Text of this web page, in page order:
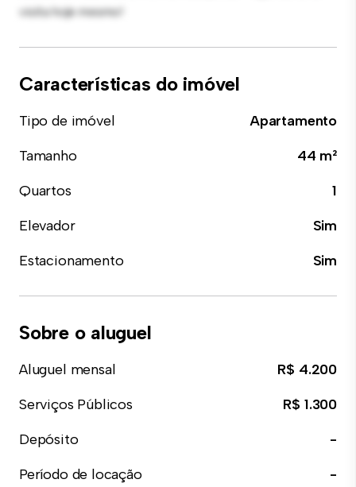
visita hoje mesmo!
Características do imóvel
Tipo de imóvel
Apartamento
Tamanho
44 m²
Quartos
1
Elevador
Sim
Estacionamento
Sim
Sobre o aluguel
Aluguel mensal
R$ 4.200
Serviços Públicos
R$ 1.300
Depósito
-
Período de locação
-